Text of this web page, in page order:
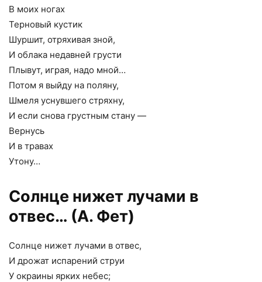
В моих ногах
Терновый кустик
Шуршит, отряхивая зной,
И облака недавней грусти
Плывут, играя, надо мной…
Потом я выйду на поляну,
Шмеля уснувшего стряхну,
И если снова грустным стану —
Вернусь
И в травах
Утону…
Солнце нижет лучами в
отвес… (А. Фет)
Солнце нижет лучами в отвес,
И дрожат испарений струи
У окраины ярких небес;